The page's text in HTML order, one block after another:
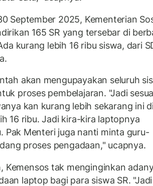
September 2025, Kementerian
165 SR yang tersebar di
kurang lebih 16 ribu siswa, dari
akan mengupayakan seluruh
proses pembelajaran. "Jadi
kan kurang lebih sekarang ini
16 ribu. Jadi kira-kira laptopnya
Pak Menteri juga nanti minta guru-
proses pengadaan," ucapnya.
Kemensos tak menginginkan
laptop bagi para siswa SR.